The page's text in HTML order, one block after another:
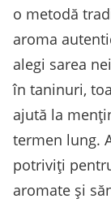
o metodă
aroma
alegi sarea
în taninuri,
ajută la
termen lung.
potriviți
aromate și